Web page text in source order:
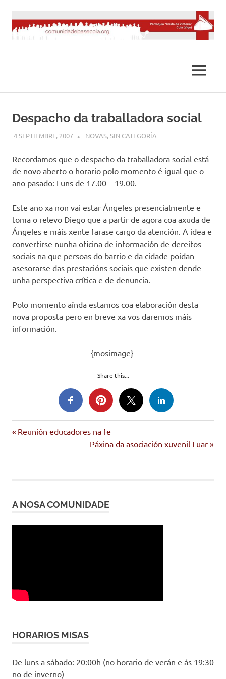
contenido
MENÚ
Despacho da traballadora social
4 SEPTIEMBRE, 2007 DESARROLLO
NOVAS,SIN CATEGORÍA
Recordamos que o despacho da traballadora social está
de novo aberto o horario polo momento é igual que o
ano pasado: Luns de 17.00 – 19.00.
Este ano xa non vai estar Ángeles presencialmente e
toma o relevo Diego que a partir de agora coa axuda de
Ángeles e máis xente farase cargo da atención. A idea e
convertirse nunha oficina de información de dereitos
sociais na que persoas do barrio e da cidade poidan
asesorarse das prestacións sociais que existen dende
unha perspectiva crítica e de denuncia.
Polo momento aínda estamos coa elaboración desta
nova proposta pero en breve xa vos daremos máis
información.
{mosimage}
Share this...
Navegación
de
Entrada
Reunión educadores na fe
Siguiente
entrada:
Páxina da asociación xuvenil Luar
A NOSA COMUNIDADE
HORARIOS MISAS
De luns a sábado: 20:00h (no horario de verán e ás 19:30
no de inverno)